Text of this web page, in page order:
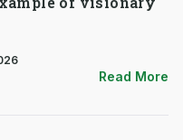
Read More